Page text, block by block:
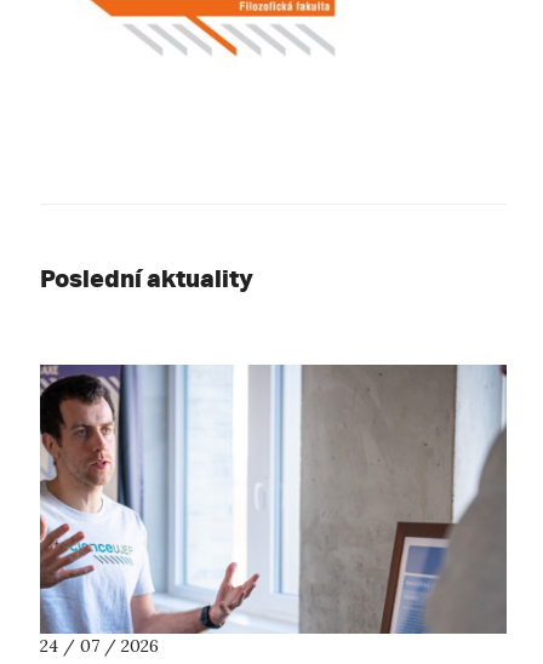
Poslední aktuality
24 / 07 / 2026